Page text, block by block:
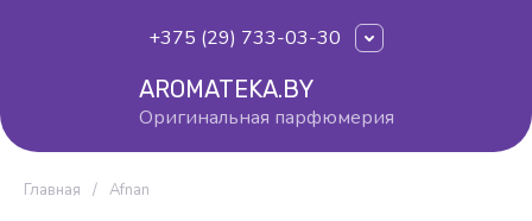
+375 (29) 733-03-30
AROMATEKA.BY
Оригинальная парфюмерия
Главная / Afnan